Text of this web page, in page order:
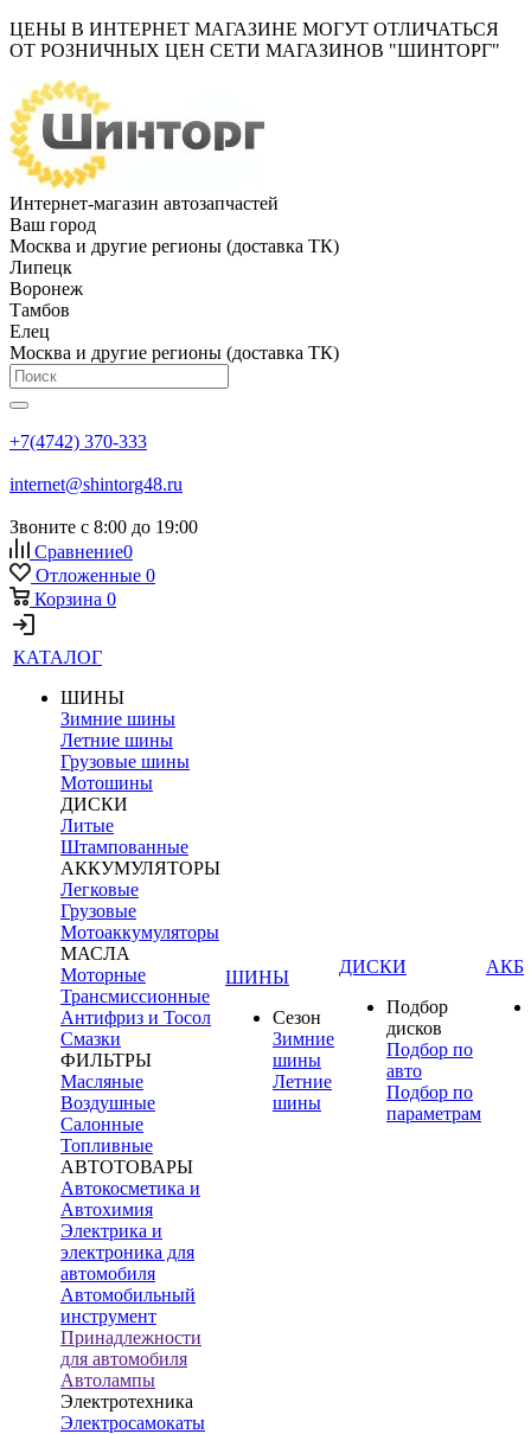
ЦЕНЫ В ИНТЕРНЕТ МАГАЗИНЕ МОГУТ ОТЛИЧАТЬСЯ
ОТ РОЗНИЧНЫХ ЦЕН СЕТИ МАГАЗИНОВ "ШИНТОРГ"
Интернет-магазин автозапчастей
Ваш город
Москва и другие регионы (доставка ТК)
Липецк
Воронеж
Тамбов
Елец
Москва и другие регионы (доставка ТК)
+7(4742) 370-333
internet@shintorg48.ru
Звоните с 8:00 до 19:00
Сравнение0
Отложенные 0
Корзина 0
КАТАЛОГ
ШИНЫ
Зимние шины
Летние шины
Грузовые шины
Мотошины
ДИСКИ
Литые
Штампованные
АККУМУЛЯТОРЫ
Легковые
Грузовые
Мотоаккумуляторы
МАСЛА
Моторные
Трансмиссионные
Антифриз и Тосол
Смазки
ФИЛЬТРЫ
Масляные
Воздушные
Салонные
Топливные
АВТОТОВАРЫ
Автокосметика и
Автохимия
Электрика и
электроника для
автомобиля
Автомобильный
инструмент
Принадлежности
для автомобиля
Автолампы
Электротехника
Электросамокаты
ШИНЫ
Сезон
Зимние
шины
Летние
шины
ДИСКИ
Подбор
дисков
Подбор по
авто
Подбор по
параметрам
АКБ